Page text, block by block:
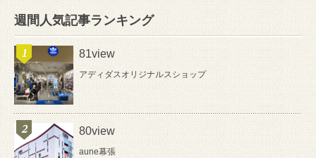
週間人気記事ランキング
81view
アディダスオリジナルスショップ
80view
aune幕張